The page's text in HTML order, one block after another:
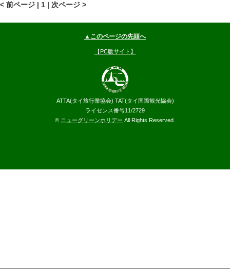
< 前ページ | 1 | 次ページ >
▲このページの先頭へ
【PC版サイト】
ATTA(タイ旅行業協会) TAT(タイ国際観光協会)
ライセンス番号11/2729
© ニューグリーンホリデー All Rights Reserved.